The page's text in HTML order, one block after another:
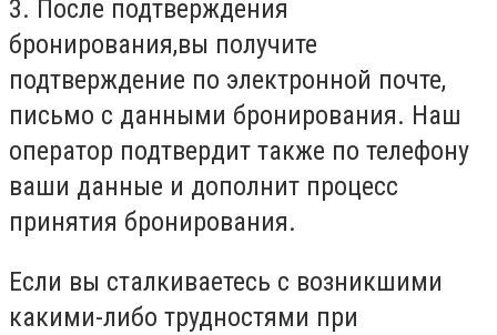
3. После подтверждения
бронирования,вы получите
подтверждение по электронной почте,
письмо с данными бронирования. Наш
оператор подтвердит также по телефону
ваши данные и дополнит процесс
принятия бронирования.
Если вы сталкиваетесь с возникшими
какими-либо трудностями при